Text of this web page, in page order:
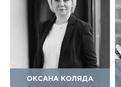
ОКСАНА КОЛЯДА